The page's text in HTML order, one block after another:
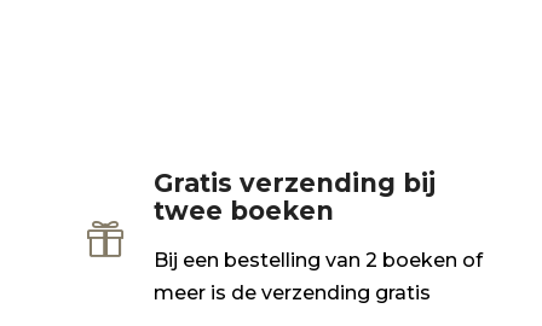

Gratis verzending bij
twee boeken
Bij een bestelling van 2 boeken of
meer is de verzending gratis